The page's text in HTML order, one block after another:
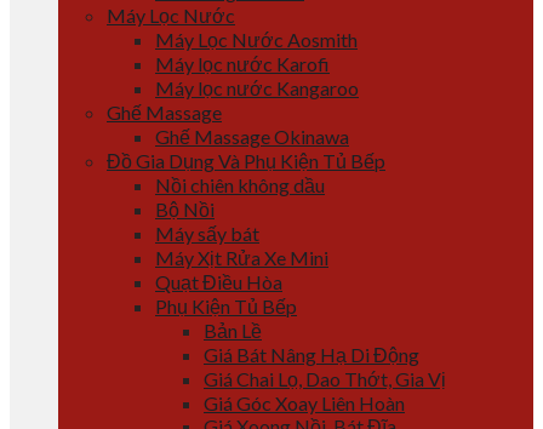
Máy Lọc Nước
Máy Lọc Nước Aosmith
Máy lọc nước Karofi
Máy lọc nước Kangaroo
Ghế Massage
Ghế Massage Okinawa
Đồ Gia Dụng Và Phụ Kiện Tủ Bếp
Nồi chiên không dầu
Bộ Nồi
Máy sấy bát
Máy Xịt Rửa Xe Mini
Quạt Điều Hòa
Phụ Kiện Tủ Bếp
Bản Lề
Giá Bát Nâng Hạ Di Động
Giá Chai Lọ, Dao Thớt, Gia Vị
Giá Góc Xoay Liên Hoàn